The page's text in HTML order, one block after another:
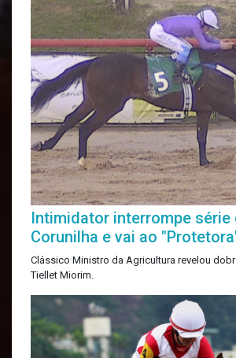
Intimidator interrompe série
Corunilha e vai ao
Clássico Ministro da Agricultura revelou
Tiellet Miorim.